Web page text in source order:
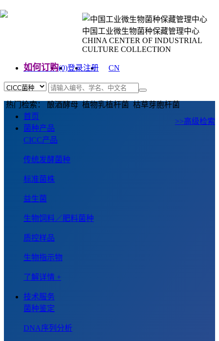
中国工业微生物菌种保藏管理中心
CHINA CENTER OF INDUSTRIAL
CULTURE COLLECTION
如何订购(0)登录注册
CN
热门检索： 酿酒酵母 植物乳植杆菌 枯草芽胞杆菌
>>高级检索
首页
菌种产品
CICC产品
传统发酵菌种
标准菌株
益生菌
生物饲料／肥料菌种
质控样品
生物指示物
了解详情 +
技术服务
菌种鉴定
DNA序列分析